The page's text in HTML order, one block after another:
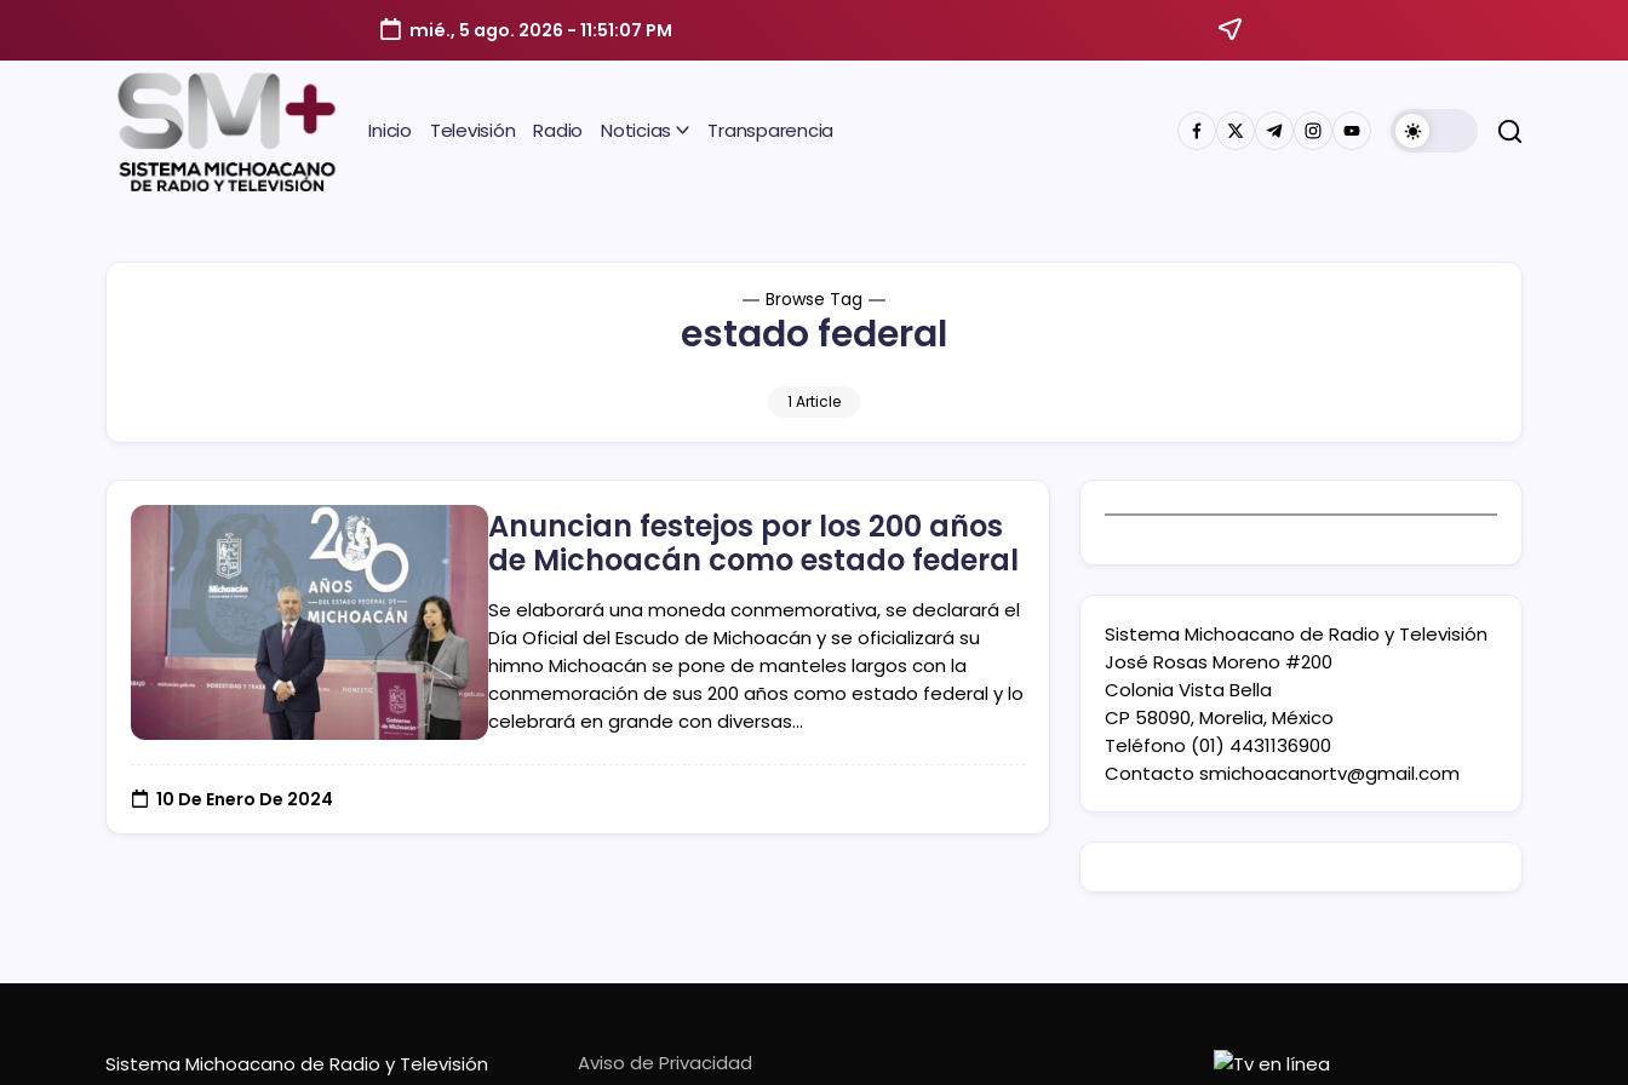
mié., 5 ago. 2026 - 11:51:08 PM
Inicio Televisión Radio Noticias Transparencia
Browse Tag
estado federal
1 Article
Anuncian festejos por los 200 años
de Michoacán como estado federal
Se elaborará una moneda conmemorativa, se declarará el
Día Oficial del Escudo de Michoacán y se oficializará su
himno Michoacán se pone de manteles largos con la
conmemoración de sus 200 años como estado federal y lo
celebrará en grande con diversas…
10 De Enero De 2024
Sistema Michoacano de Radio y Televisión
José Rosas Moreno #200
Colonia Vista Bella
CP 58090, Morelia, México
Teléfono (01) 4431136900
Contacto smichoacanortv@gmail.com
Sistema Michoacano de Radio y Televisión
Aviso de Privacidad